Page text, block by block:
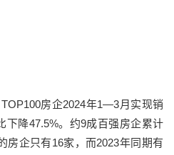
房企2024年1—3月实现销
下降47.5%。约9成百强房企累计
房企只有16家，而2023年同期有